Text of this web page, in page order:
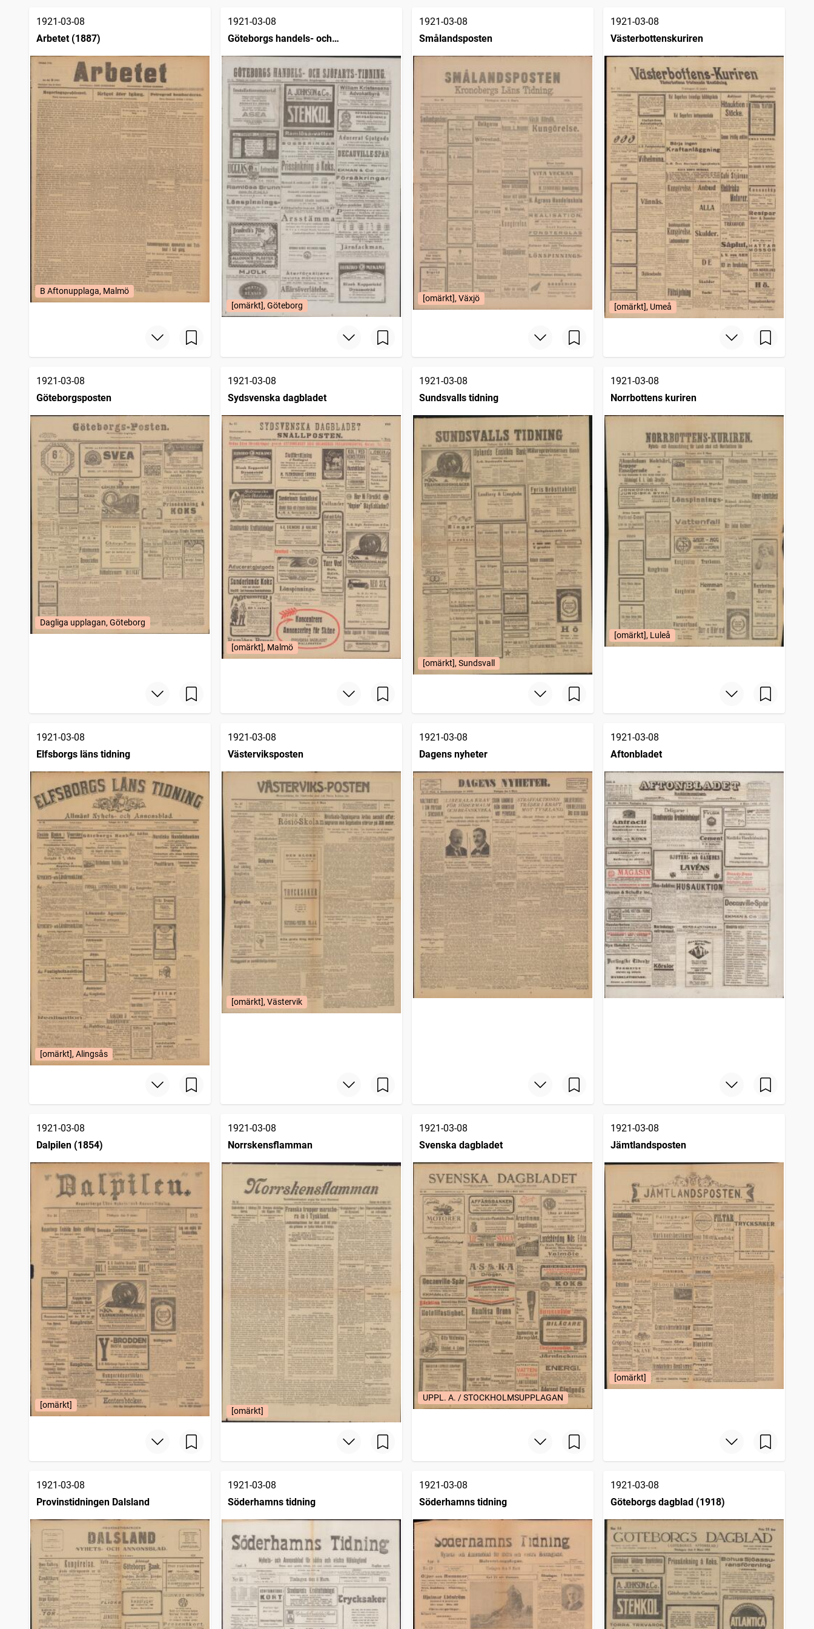
träffar
1921-03-08
Arbetet (1887)
B Aftonupplaga, Malmö
1921-03-08
Göteborgs handels- och
sjöfartstidning (1832)
[omärkt], Göteborg
1921-03-08
Smålandsposten
[omärkt], Växjö
1921-03-08
Västerbottenskuriren
[omärkt], Umeå
1921-03-08
Göteborgsposten
Dagliga upplagan, Göteborg
1921-03-08
Sydsvenska dagbladet
[omärkt], Malmö
1921-03-08
Sundsvalls tidning
[omärkt], Sundsvall
1921-03-08
Norrbottens kuriren
[omärkt], Luleå
1921-03-08
Elfsborgs läns tidning
[omärkt], Alingsås
1921-03-08
Västerviksposten
[omärkt], Västervik
1921-03-08
Dagens nyheter
1921-03-08
Aftonbladet
1921-03-08
Dalpilen (1854)
[omärkt]
1921-03-08
Norrskensflamman
[omärkt]
1921-03-08
Svenska dagbladet
UPPL. A. / STOCKHOLMSUPPLAGAN
1921-03-08
Jämtlandsposten
[omärkt]
1921-03-08
Provinstidningen Dalsland
1921-03-08
Söderhamns tidning
1921-03-08
Söderhamns tidning
1921-03-08
Göteborgs dagblad (1918)